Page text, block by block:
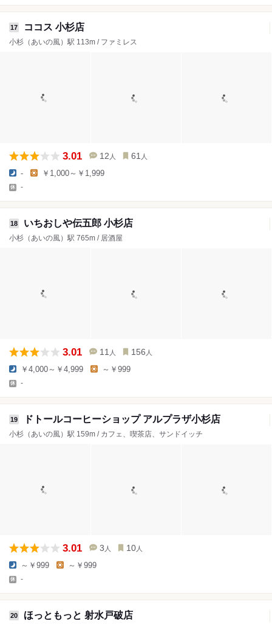
17 ココス 小杉店
小杉（あいの風）駅 113m / ファミレス
3.01 12 人 61 人
- ￥1,000～￥1,999
-
18 いちおしや伝五郎 小杉店
小杉（あいの風）駅 765m / 居酒屋
3.01 11 人 156 人
￥4,000～￥4,999 ～￥999
-
19 ドトールコーヒーショップ アルプラザ小杉店
小杉（あいの風）駅 159m / カフェ、喫茶店、サンドイッチ
3.01 3 人 10 人
～￥999 ～￥999
-
20 ほっともっと 射水戸破店